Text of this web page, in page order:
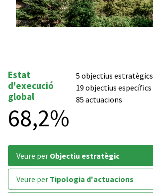
Estat
d'execució
global
68,2%
5 objectius estratègics
19 objectius específics
85 actuacions
veure per Objectiu estratègic
veure per Tipologia d'actuacions